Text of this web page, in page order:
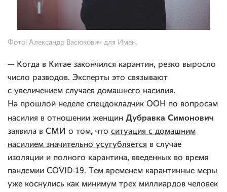
Фото: Александр Васюкович для Имен.
— Когда в Китае закончился карантин, резко выросло
число разводов. Эксперты это связывают
с увеличением случаев домашнего насилия.
На прошлой неделе спецдокладчик ООН по вопросам
насилия в отношении женщин Дубравка Симонович
заявила в СМИ о том, что ситуация с домашним
насилием значительно усугубляется в случае
изоляции и полного карантина, введенных во время
пандемии COVID-19. Тем временем карантинные меры
уже коснулись как минимум трех миллиардов человек